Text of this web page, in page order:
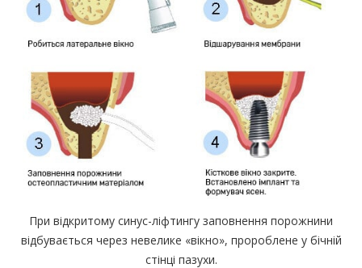
При відкритому синус-ліфтингу заповнення порожнини
відбувається через невелике «вікно», пророблене у бічній
стінці пазухи.